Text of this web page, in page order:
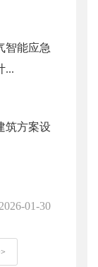
智能应急
...
筑方案设
2026-01-30